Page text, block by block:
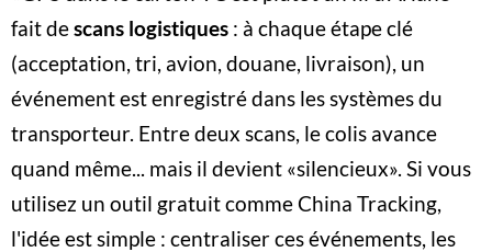
fait descans logistiques : à chaque étape clé
(acceptation, tri, avion, douane, livraison), un
événement est enregistré dans les systèmes du
transporteur. Entre deux scans, le colis avance
quand même... mais il devient «silencieux». Si vous
utilisez un outil gratuit comme China Tracking,
l'idée est simple : centraliser ces événements, les